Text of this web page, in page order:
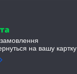
на вашу картку